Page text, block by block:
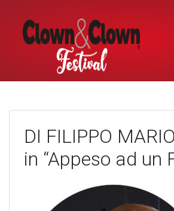
content
DI FILIPPO
in “Appeso ad un